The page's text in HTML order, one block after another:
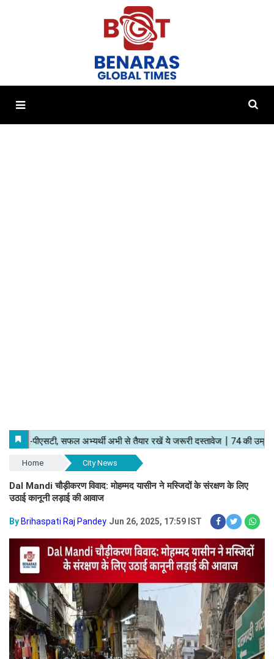
Home City News
Dal Mandi चौड़ीकरण विवाद: मोहम्मद यासीन ने मस्जिदों के संरक्षण के लिए
उठाई कानूनी लड़ाई की आवाज
By Brihaspati Raj Pandey Jun 26, 2025, 17:59 IST